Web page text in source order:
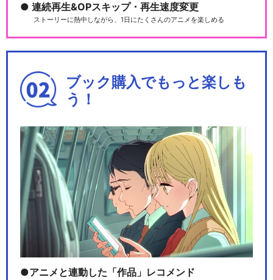
連続再生&OPスキップ・再生速度変更
ストーリーに熱中しながら、1日にたくさんのアニメを楽しめる
ブック購入でもっと楽しも
う！
アニメと連動した「作品」レコメンド